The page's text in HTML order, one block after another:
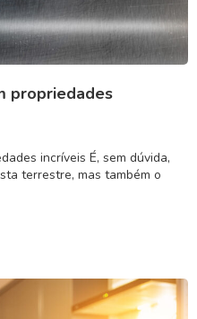
propriedades
incríveis É, sem dúvida,
terrestre, mas também o